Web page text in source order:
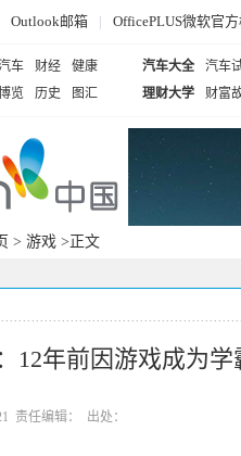
Outlook邮箱 | OfficePLUS微软官
车 财经
健康
览 历史 图汇
汽车大全
汽车
理财大学
财富
> 游戏 >正文
12年前因游戏成为
责任编辑： 出处：